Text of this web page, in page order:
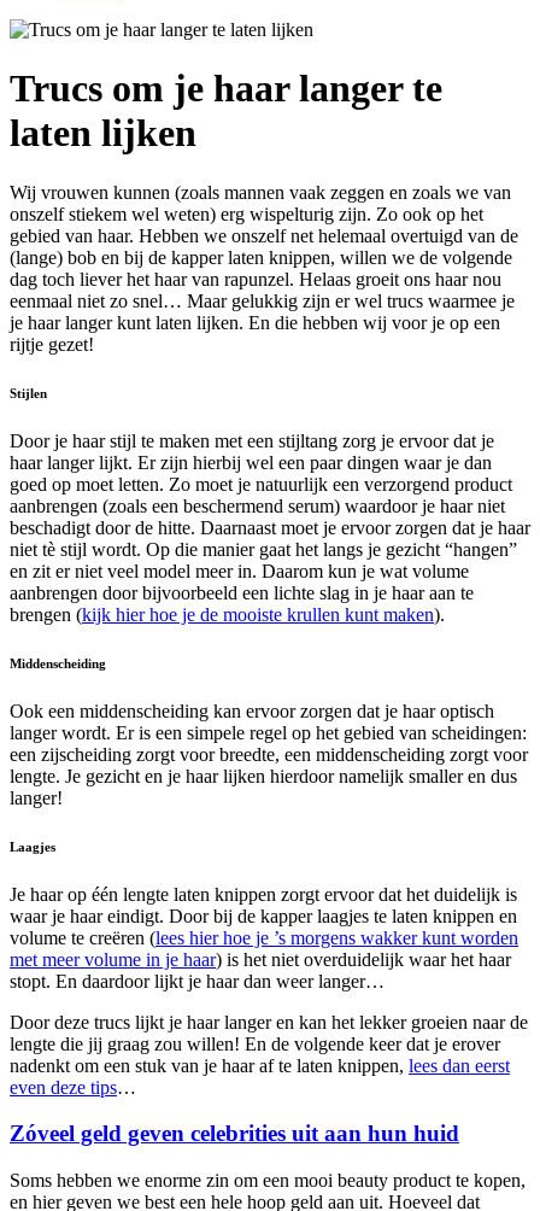
Trucs om je haar langer te
laten lijken
Wij vrouwen kunnen (zoals mannen vaak zeggen en zoals we van
onszelf stiekem wel weten) erg wispelturig zijn. Zo ook op het
gebied van haar. Hebben we onszelf net helemaal overtuigd van de
(lange) bob en bij de kapper laten knippen, willen we de volgende
dag toch liever het haar van rapunzel. Helaas groeit ons haar nou
eenmaal niet zo snel… Maar gelukkig zijn er wel trucs waarmee je
je haar langer kunt laten lijken. En die hebben wij voor je op een
rijtje gezet!
Stijlen
Door je haar stijl te maken met een stijltang zorg je ervoor dat je
haar langer lijkt. Er zijn hierbij wel een paar dingen waar je dan
goed op moet letten. Zo moet je natuurlijk een verzorgend product
aanbrengen (zoals een beschermend serum) waardoor je haar niet
beschadigt door de hitte. Daarnaast moet je ervoor zorgen dat je haar
niet tè stijl wordt. Op die manier gaat het langs je gezicht “hangen”
en zit er niet veel model meer in. Daarom kun je wat volume
aanbrengen door bijvoorbeeld een lichte slag in je haar aan te
brengen (kijk hier hoe je de mooiste krullen kunt maken).
Middenscheiding
Ook een middenscheiding kan ervoor zorgen dat je haar optisch
langer wordt. Er is een simpele regel op het gebied van scheidingen:
een zijscheiding zorgt voor breedte, een middenscheiding zorgt voor
lengte. Je gezicht en je haar lijken hierdoor namelijk smaller en dus
langer!
Laagjes
Je haar op één lengte laten knippen zorgt ervoor dat het duidelijk is
waar je haar eindigt. Door bij de kapper laagjes te laten knippen en
volume te creëren (lees hier hoe je ’s morgens wakker kunt worden
met meer volume in je haar) is het niet overduidelijk waar het haar
stopt. En daardoor lijkt je haar dan weer langer…
Door deze trucs lijkt je haar langer en kan het lekker groeien naar de
lengte die jij graag zou willen! En de volgende keer dat je erover
nadenkt om een stuk van je haar af te laten knippen, lees dan eerst
even deze tips…
Zóveel geld geven celebrities uit aan hun huid
Soms hebben we enorme zin om een mooi beauty product te kopen,
en hier geven we best een hele hoop geld aan uit. Hoeveel dat